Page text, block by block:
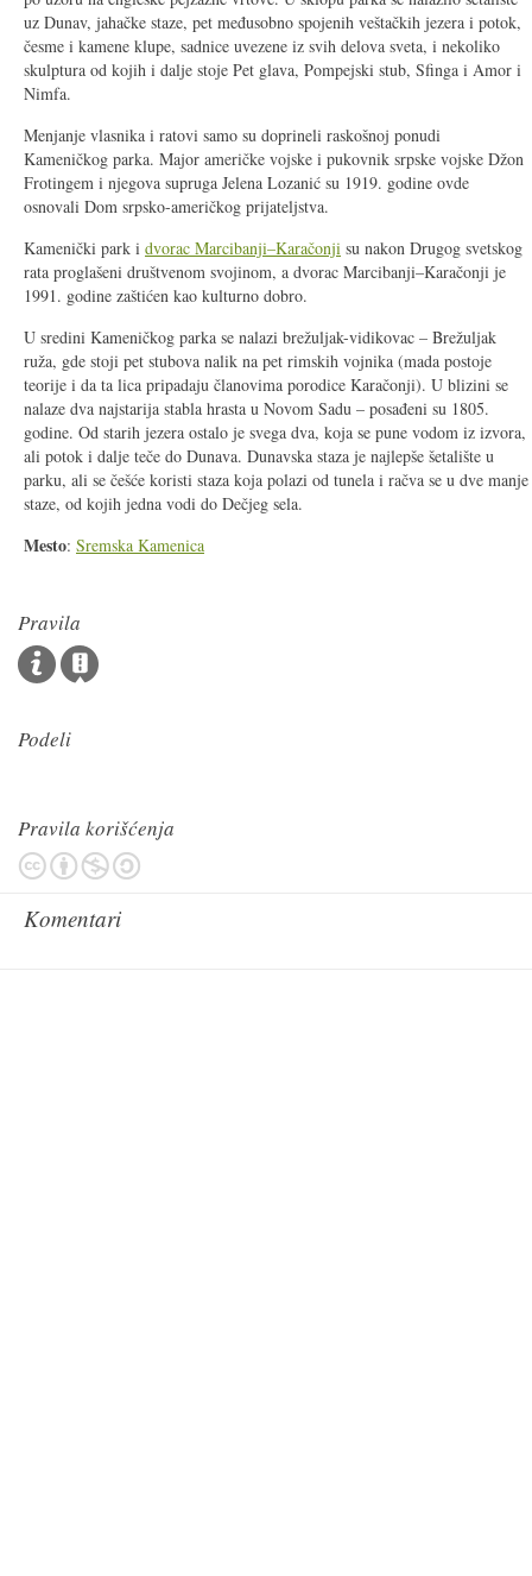
uz Dunav, jahačke staze, pet međusobno spojenih veštačkih jezera i potok,
česme i kamene klupe, sadnice uvezene iz svih delova sveta, i nekoliko
skulptura od kojih i dalje stoje Pet glava, Pompejski stub, Sfinga i Amor i
Nimfa.
Menjanje vlasnika i ratovi samo su doprineli raskošnoj ponudi
Kameničkog parka. Major američke vojske i pukovnik srpske vojske Džon
Frotingem i njegova supruga Jelena Lozanić su 1919. godine ovde
osnovali Dom srpsko-američkog prijateljstva.
Kamenički park i dvorac Marcibanji–Karačonji su nakon Drugog svetskog
rata proglašeni društvenom svojinom, a dvorac Marcibanji–Karačonji je
1991. godine zaštićen kao kulturno dobro.
U sredini Kameničkog parka se nalazi brežuljak-vidikovac – Brežuljak
ruža, gde stoji pet stubova nalik na pet rimskih vojnika (mada postoje
teorije i da ta lica pripadaju članovima porodice Karačonji). U blizini se
nalaze dva najstarija stabla hrasta u Novom Sadu – posađeni su 1805.
godine. Od starih jezera ostalo je svega dva, koja se pune vodom iz izvora,
ali potok i dalje teče do Dunava. Dunavska staza je najlepše šetalište u
parku, ali se češće koristi staza koja polazi od tunela i račva se u dve manje
staze, od kojih jedna vodi do Dečjeg sela.
Mesto: Sremska Kamenica
Pravila
Podeli
Pravila korišćenja
Komentari